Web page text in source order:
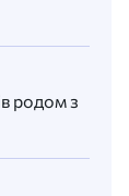
родом з